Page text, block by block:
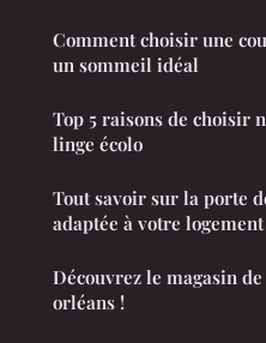
Comment choisir une
un sommeil idéal
Top 5 raisons de choisir
linge écolo
Tout savoir sur la porte
adaptée à votre logement
Découvrez le magasin
orléans !